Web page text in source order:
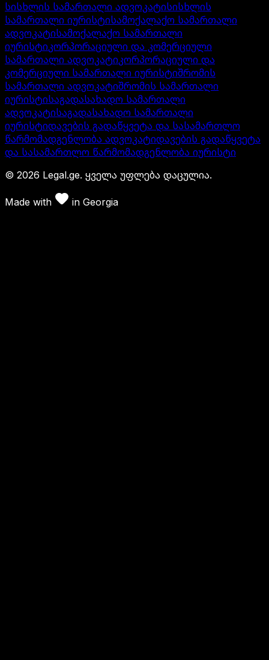
სისხლის სამართალი ადვოკატისისხლის
სამართალი იურისტისამოქალაქო სამართალი
ადვოკატისამოქალაქო სამართალი
იურისტიკორპორაციული და კომერციული
სამართალი ადვოკატიკორპორაციული და
კომერციული სამართალი იურისტიშრომის
სამართალი ადვოკატიშრომის სამართალი
იურისტისაგადასახადო სამართალი
ადვოკატისაგადასახადო სამართალი
იურისტიდავების გადაწყვეტა და სასამართლო
წარმომადგენლობა ადვოკატიდავების გადაწყვეტა
და სასამართლო წარმომადგენლობა იურისტი
© 2026 Legal.ge. ყველა უფლება დაცულია.
Made with in Georgia